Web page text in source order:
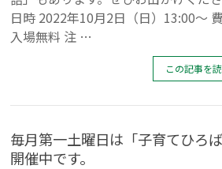
日時 2022年10月2日（日）13:00〜
入場無料 注 …
この記事を
毎月第一土曜日は「子育てひろ
開催中です。